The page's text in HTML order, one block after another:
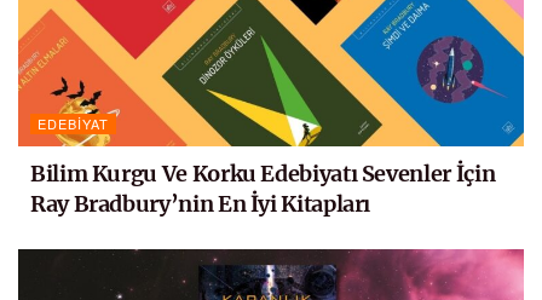
EDEBIYAT
Bilim Kurgu Ve Korku Edebiyatı Sevenler İçin
Ray Bradbury’nin En İyi Kitapları